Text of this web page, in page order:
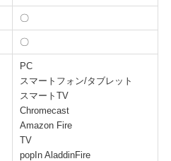
〇
〇
PC
スマートフォン/タブレット
スマートTV
Chromecast
Amazon Fire
TV
popIn AladdinFire